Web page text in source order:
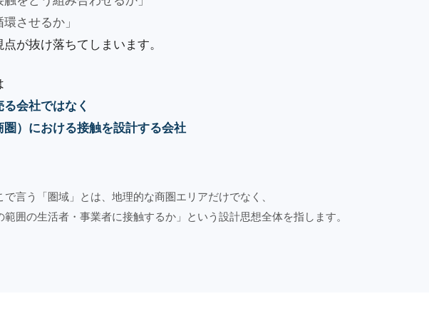
環させるか」
点が抜け落ちてしまいます。
会社ではなく
圏）における接触を設計する会社
言う「圏域」とは、地理的な商圏エリアだけでなく、
範囲の生活者・事業者に接触するか」という設計思想全体を指します。